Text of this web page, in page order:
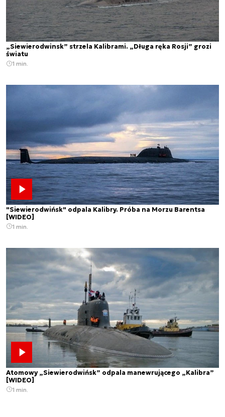
„Siewierodwinsk” strzela Kalibrami. „Długa ręka Rosji” grozi
światu
1 min.
"Siewierodwińsk" odpala Kalibry. Próba na Morzu Barentsa
[WIDEO]
1 min.
Atomowy „Siewierodwińsk” odpala manewrującego „Kalibra”
[WIDEO]
1 min.